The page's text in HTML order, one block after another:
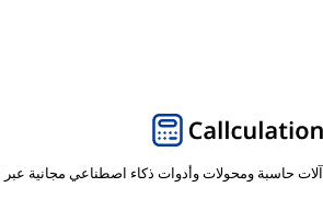
آلات حاسبة ومحولات وأدوات ذكاء اصطناعي مجانية عبر